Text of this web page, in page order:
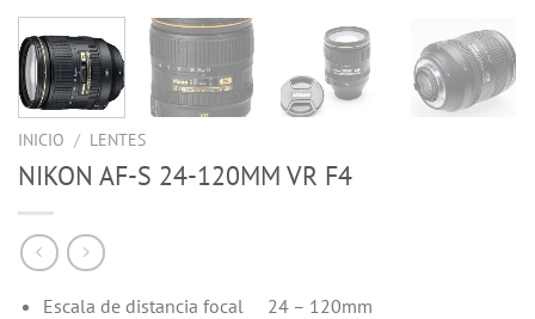
INICIO / LENTES
NIKON AF-S 24-120MM VR F4
Escala de distancia focal 24– 120mm